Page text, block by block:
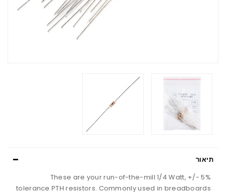
תיאור
These are your run-of-the-mill 1/4 Watt, +/- 5%
tolerance PTH resistors. Commonly used in breadboards